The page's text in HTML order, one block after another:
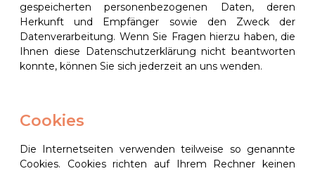
DE
ENGLISH
DEUTSCH
Cookie-Richtlinie (EU)
gespeicherten personenbezogenen Daten, deren
Herkunft und Empfänger sowie den Zweck der
Datenverarbeitung. Wenn Sie Fragen hierzu haben, die
Ihnen diese Datenschutzerklärung nicht beantworten
konnte, können Sie sich jederzeit an uns wenden.
Cookies
Die Internetseiten verwenden teilweise so genannte
Cookies. Cookies richten auf Ihrem Rechner keinen